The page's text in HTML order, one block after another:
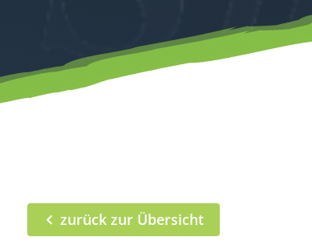
zurück zur Übersicht